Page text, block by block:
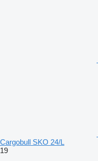
Cargobull SKO 24/L
19